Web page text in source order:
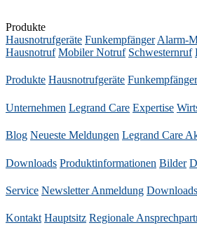
Produkte
Hausnotrufgeräte Funkempfänger Alarm-
Hausnotruf Mobiler Notruf Schwesternruf
Produkte Hausnotrufgeräte Funkempfänger
Unternehmen Legrand Care Expertise
Blog Neueste Meldungen Legrand Care
Downloads Produktinformationen Bilder
Service Newsletter Anmeldung Downloads
Kontakt Hauptsitz Regionale